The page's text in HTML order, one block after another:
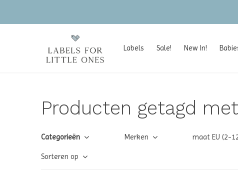
Labels Sale! New In!
Producten getagd
Categorieën Merken maat EU (2-
Sorteren op